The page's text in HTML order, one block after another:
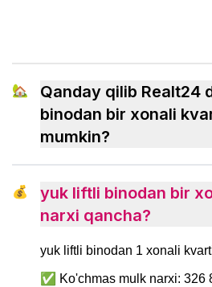
qanday samarali tashkil qilish,
xavotirlardan qochish va yangi
tezroq ko‘nikish usullarini ko‘rib
🏡
Qanday qilib Realt24
binodan bir xonali
mumkin?
💰
yuk liftli binodan bir
narxi qancha?
yuk liftli binodan 1 xonali
✅ Ko'chmas mulk narxi: 326